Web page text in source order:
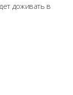
доживать в